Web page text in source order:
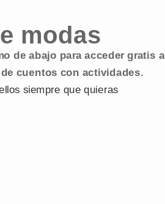
modas
de abajo para acceder gratis a
cuentos con actividades.
siempre que quieras